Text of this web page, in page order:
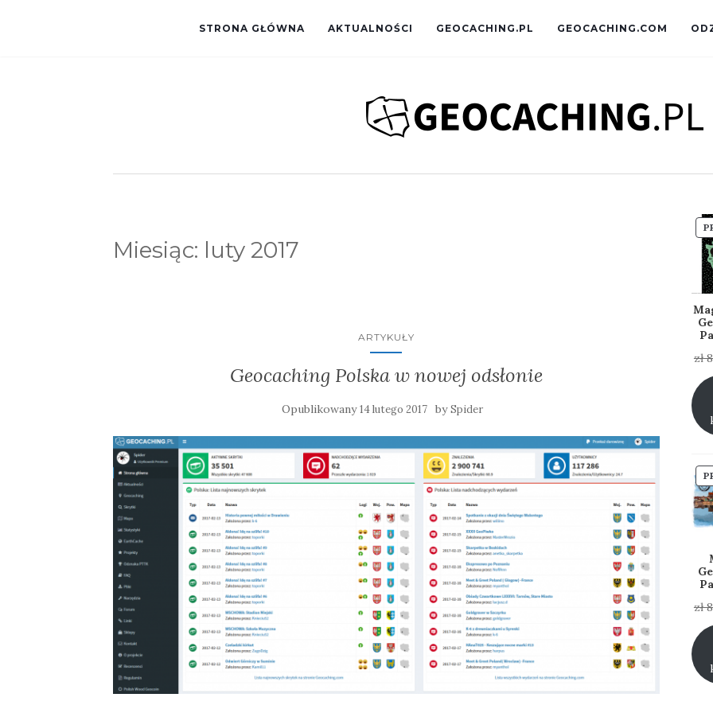
STRONA GŁÓWNA AKTUALNOŚCI GEOCACHING.PL GEOCACHING.COM
Miesiąc: luty 2017
ARTYKUŁY
Geocaching Polska w nowej odsłonie
Opublikowany14 lutego 2017 bySpider
zł
zł